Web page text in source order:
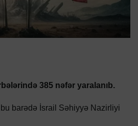
385 nəfər yaralanıb.
barədə İsrail Səhiyyə Nazirliyi